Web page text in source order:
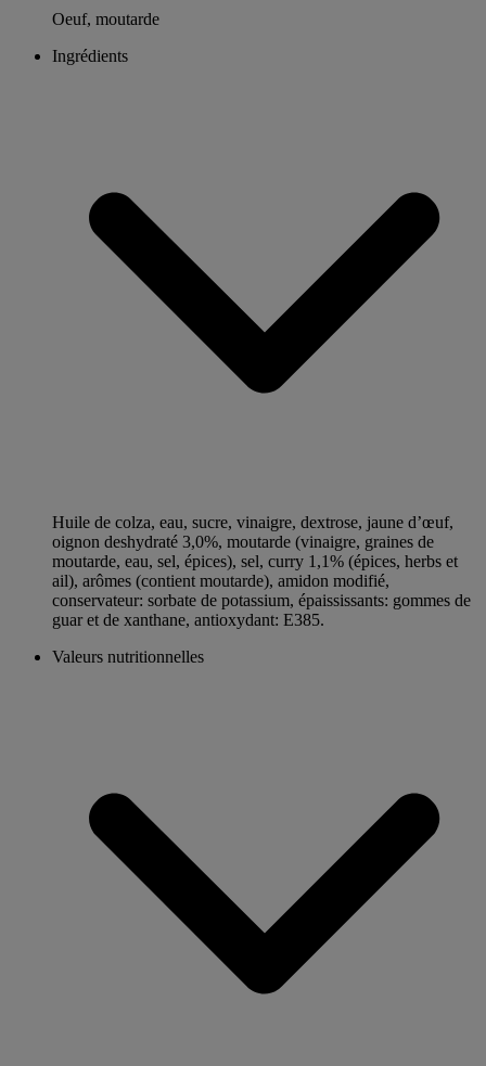
Oeuf, moutarde
Ingrédients
Huile de colza, eau, sucre, vinaigre, dextrose, jaune d’œuf,
oignon deshydraté 3,0%, moutarde (vinaigre, graines de
moutarde, eau, sel, épices), sel, curry 1,1% (épices, herbs et
ail), arômes (contient moutarde), amidon modifié,
conservateur: sorbate de potassium, épaississants: gommes de
guar et de xanthane, antioxydant: E385.
Valeurs nutritionnelles